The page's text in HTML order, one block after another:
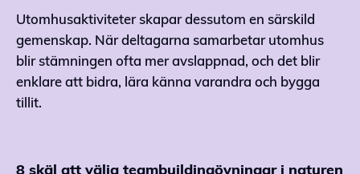
Utomhusaktiviteter skapar dessutom en särskild
gemenskap. När deltagarna samarbetar utomhus
blir stämningen ofta mer avslappnad, och det blir
enklare att bidra, lära känna varandra och bygga
tillit.